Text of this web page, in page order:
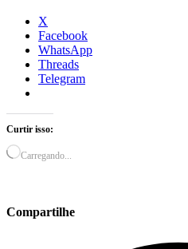
X
Facebook
WhatsApp
Threads
Telegram
Curtir isso:
Carregando...
Compartilhe